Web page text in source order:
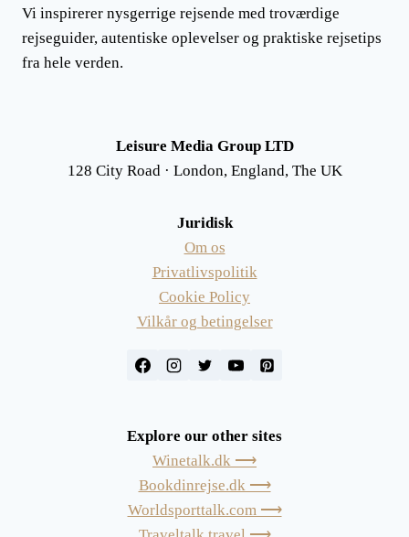
Vi inspirerer nysgerrige rejsende med troværdige
rejseguider, autentiske oplevelser og praktiske rejsetips
fra hele verden.
Leisure Media Group LTD
128 City Road · London, England, The UK
Juridisk
Om os
Privatlivspolitik
Cookie Policy
Vilkår og betingelser
Explore our other sites
Winetalk.dk ⟶
Bookdinrejse.dk ⟶
Worldsporttalk.com ⟶